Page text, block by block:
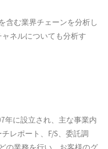
含む業界チェーンを分析し
ネルについても分析す
年に設立され、主な事業内
レポート、F/S、委託調